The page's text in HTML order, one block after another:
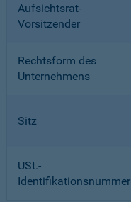
Aufsichtsrat-
Vorsitzender
Rechtsform des
Unternehmens
Sitz
USt.-
Identifikationsnummer